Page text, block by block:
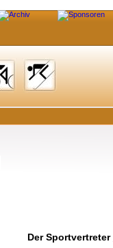
Der Sportvertreter